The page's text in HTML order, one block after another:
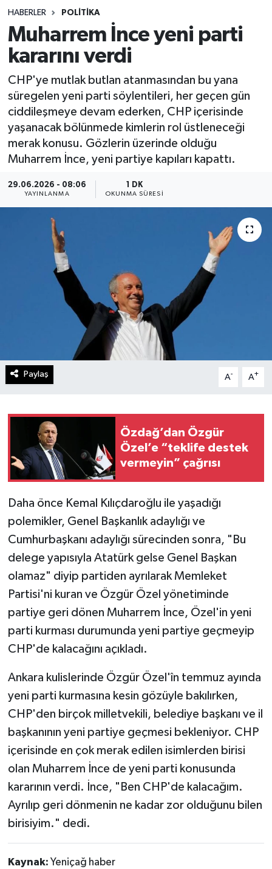
HABERLER POLITIKA
Muharrem İnce yeni parti
kararını verdi
CHP'ye mutlak butlan atanmasından bu yana
süregelen yeni parti söylentileri, her geçen gün
ciddileşmeye devam ederken, CHP içerisinde
yaşanacak bölünmede kimlerin rol üstleneceği
merak konusu. Gözlerin üzerinde olduğu
Muharrem İnce, yeni partiye kapıları kapattı.
29.06.2026 - 08:06
YAYINLANMA
1 DK
OKUNMA SÜRESI
Paylaş A- A+
Özdağ’dan Özgür
Özel’e “teklife destek
vermeyin” çağrısı
Daha önce Kemal Kılıçdaroğlu ile yaşadığı
polemikler, Genel Başkanlık adaylığı ve
Cumhurbaşkanı adaylığı sürecinden sonra, "Bu
delege yapısıyla Atatürk gelse Genel Başkan
olamaz" diyip partiden ayrılarak Memleket
Partisi'ni kuran ve Özgür Özel yönetiminde
partiye geri dönen Muharrem İnce, Özel'in yeni
parti kurması durumunda yeni partiye geçmeyip
CHP'de kalacağını açıkladı.
Ankara kulislerinde Özgür Özel'în temmuz ayında
yeni parti kurmasına kesin gözüyle bakılırken,
CHP'den birçok milletvekili, belediye başkanı ve il
başkanının yeni partiye geçmesi bekleniyor. CHP
içerisinde en çok merak edilen isimlerden birisi
olan Muharrem İnce de yeni parti konusunda
kararının verdi. İnce, "Ben CHP'de kalacağım.
Ayrılıp geri dönmenin ne kadar zor olduğunu bilen
birisiyim." dedi.
Kaynak: Yeniçağ haber
Spor
Teknoloji
Yaşam